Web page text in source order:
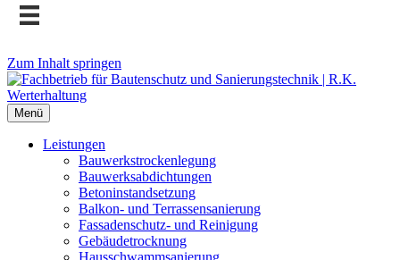
Zum Inhalt springen
Menü
Leistungen
Bauwerks­trockenlegung
Bauwerks­abdichtungen
Beton­instand­setzung
Balkon- und Terras­sen­sanierung
Fassaden­schutz- und Reinigung
Gebäude­trocknung